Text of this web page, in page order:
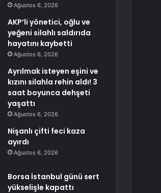
Ağustos 6, 2026
AKP’li yönetici, oğlu ve
yeğeni silahlı saldırıda
hayatını kaybetti
Ağustos 6, 2026
Ayrılmak isteyen eşini ve
kızını silahla rehin aldı! 3
saat boyunca dehşeti
yaşattı
Ağustos 6, 2026
Nişanlı çifti feci kaza
ayırdı
Ağustos 6, 2026
Borsa İstanbul günü sert
yükselişle kapattı